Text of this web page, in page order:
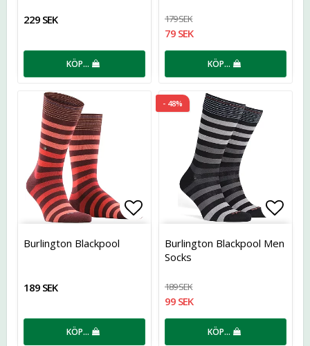
229 SEK
KÖP…
179 SEK
79 SEK
KÖP…
Lägg till i favoritlistan
Burlington Blackpool
189 SEK
KÖP…
- 48%
Burlington Blackpool Men
Socks
189 SEK
99 SEK
KÖP…